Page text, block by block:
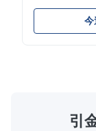
設計された高
す。蒸発器へ
定した冷却性
今
引